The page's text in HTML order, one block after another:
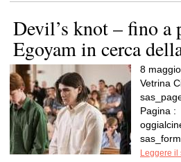
Devil’s knot – fino a
Egoyam in cerca
8
Vetrina
Pagina :
Leggere il